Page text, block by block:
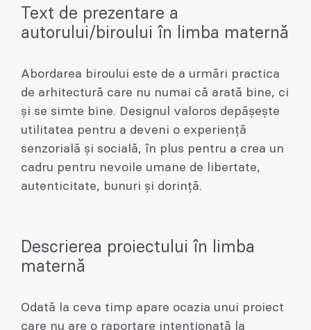
Text de prezentare a
autorului/biroului în limba maternă
Abordarea biroului este de a urmări practica
de arhitectură care nu numai că arată bine, ci
și se simte bine. Designul valoros depășește
utilitatea pentru a deveni o experiență
senzorială și socială, în plus pentru a crea un
cadru pentru nevoile umane de libertate,
autenticitate, bunuri și dorință.
Descrierea proiectului în limba
maternă
Odată la ceva timp apare ocazia unui proiect
care nu are o raportare intenționată la